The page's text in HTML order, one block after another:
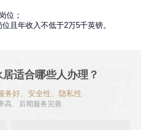
位；
且年收入不低于2万5千英镑。
适合哪些人办理？
务好、安全性、隐私性
高、后期服务完善